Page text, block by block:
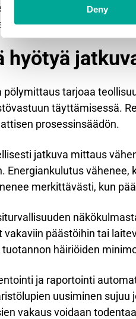
Deny
ovat keskeisiä.
mikä vaatii erityistä
hyötyä
pölymittaus tarjoaa
täyttämisessä.
prosessinsäädön.
jatkuva mittaus
Energiankulutus
merkittävästi, kun
vakaviin päästöihin tai
tuotannon häiriöiden
ja raportointi
uusiminen
vakaus voidaan